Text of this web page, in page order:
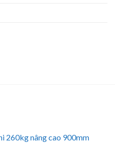
260kg nâng cao 900mm